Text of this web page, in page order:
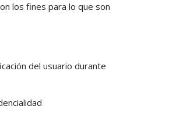
los fines para lo que son
del usuario durante